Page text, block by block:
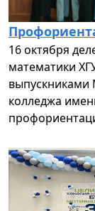
16 октября
математики
выпускниками
колледжа